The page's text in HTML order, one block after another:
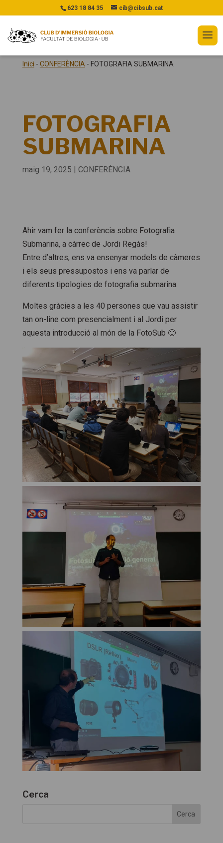
623 18 84 35 cib@cibsub.cat
Inici - CONFERÈNCIA - FOTOGRAFIA SUBMARINA
FOTOGRAFIA
SUBMARINA
maig 19, 2025 | CONFERÈNCIA
Ahir vam fer la conferència sobre Fotografia
Submarina, a càrrec de Jordi Regàs!
Entre d’altres, ens va ensenyar models de càmeres
i els seus pressupostos i ens va parlar de
diferents tipologies de fotografia submarina.
Moltes gràcies a les 40 persones que vau assistir
tan on-line com presencialment i al Jordi per
aquesta introducció al món de la FotoSub 🙂
Cerca